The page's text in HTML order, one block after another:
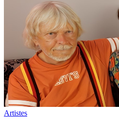
Artistes